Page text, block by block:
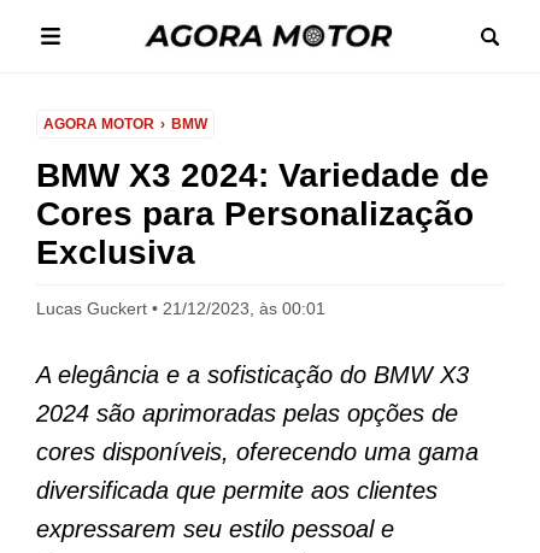
AGORA MOTOR BMW
BMW X3 2024: Variedade de
Cores para Personalização
Exclusiva
Lucas Guckert 21/12/2023, às 00:01
A elegância e a sofisticação do BMW X3
2024 são aprimoradas pelas opções de
cores disponíveis, oferecendo uma gama
diversificada que permite aos clientes
expressarem seu estilo pessoal e